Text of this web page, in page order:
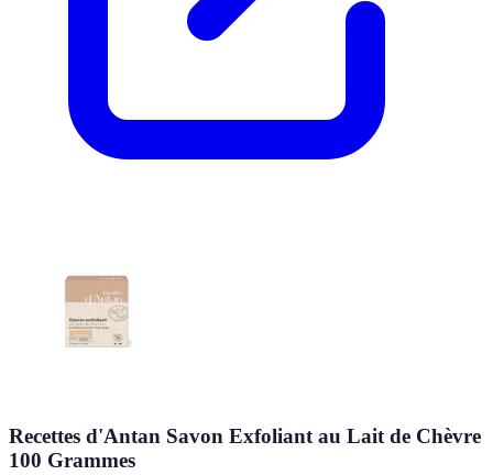
Recettes d'Antan Savon Exfoliant au Lait de Chèvre
100 Grammes